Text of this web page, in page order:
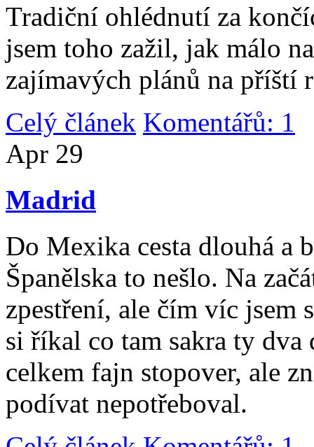
Tradiční ohlédnutí za
jsem toho zažil, jak málo
zajímavých plánů na příští
Celý článek Komentářů: 1
Apr 29
Madrid
Do Mexika cesta dlouhá a
Španělska to nešlo. Na
zpestření, ale čím víc jsem
si říkal co tam sakra ty
celkem fajn stopover, ale
podívat nepotřeboval.